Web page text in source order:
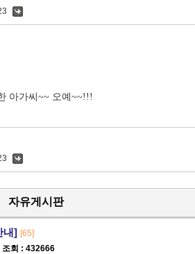
아가씨~~ 오예~~!!!
자유게시판
내] [65]
조회 : 432666